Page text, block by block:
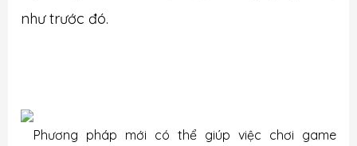
như trước đó.